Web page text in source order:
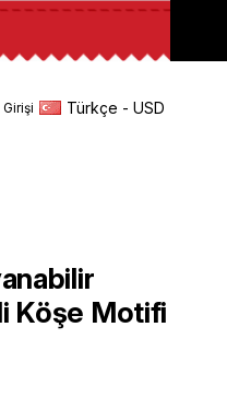
Türkçe - USD
Köşe Motifi